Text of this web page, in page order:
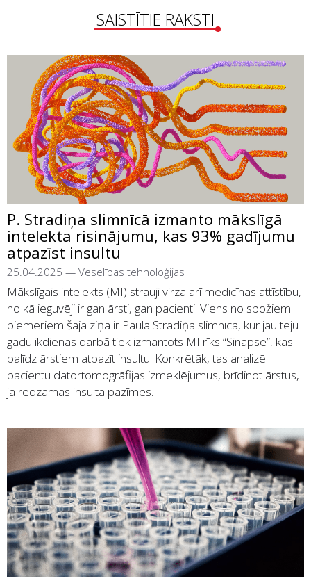
SAISTĪTIE RAKSTI
P. Stradiņa slimnīcā izmanto mākslīgā
intelekta risinājumu, kas 93% gadījumu
atpazīst insultu
25.04.2025 — Veselības tehnoloģijas
Mākslīgais intelekts (MI) strauji virza arī medicīnas attīstību,
no kā ieguvēji ir gan ārsti, gan pacienti. Viens no spožiem
piemēriem šajā ziņā ir Paula Stradiņa slimnīca, kur jau teju
gadu ikdienas darbā tiek izmantots MI rīks “Sinapse”, kas
palīdz ārstiem atpazīt insultu. Konkrētāk, tas analizē
pacientu datortomogrāfijas izmeklējumus, brīdinot ārstus,
ja redzamas insulta pazīmes.